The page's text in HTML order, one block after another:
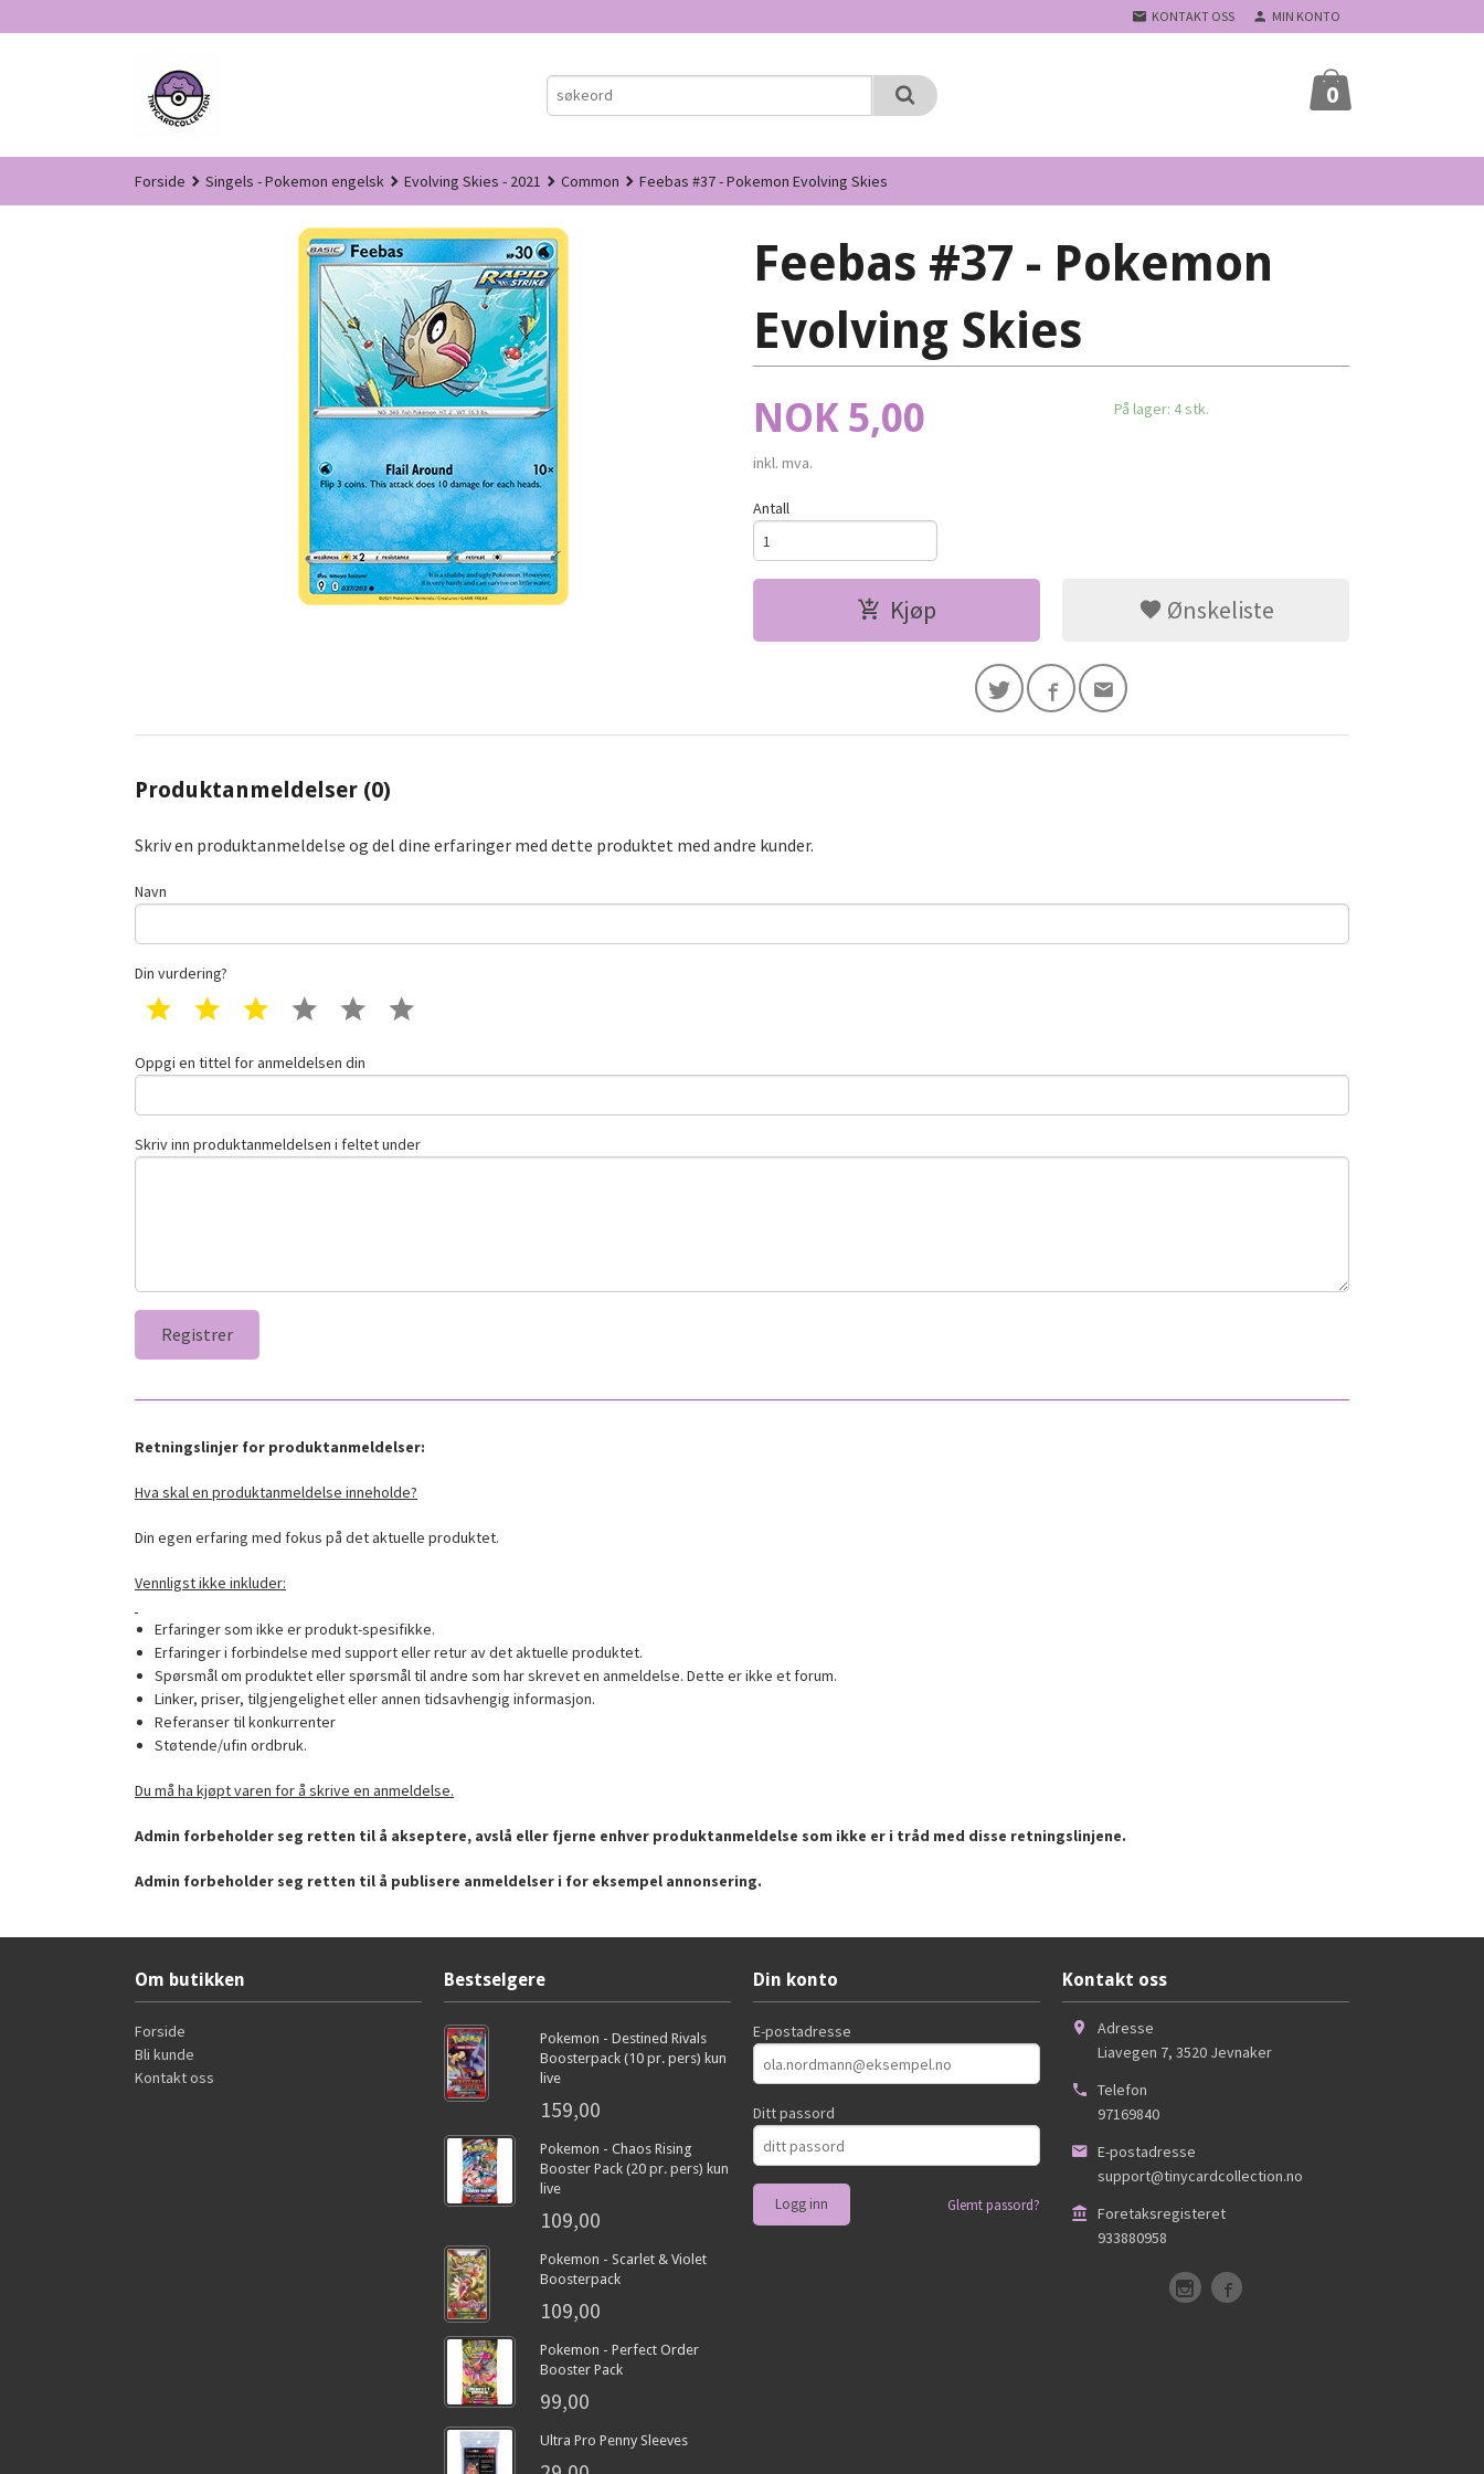
til
KONTAKT OSS MIN KONTO
0
Forside Singels - Pokemon engelsk Evolving Skies - 2021 Common Feebas #37 - Pokemon Evolving Skies
Feebas #37 - Pokemon
Evolving Skies
Pris
NOK 5,00
inkl. mva.
På lager: 4 stk.
Antall
Kjøp Ønskeliste
Produktanmeldelser (0)
Skriv en produktanmeldelse og del dine erfaringer med dette produktet med andre kunder.
Navn
Din vurdering?
1 star 2 star 3 star 4 star 5 star
Oppgi en tittel for anmeldelsen din
Skriv inn produktanmeldelsen i feltet under
Retningslinjer for produktanmeldelser:
Hva skal en produktanmeldelse inneholde?
Din egen erfaring med fokus på det aktuelle produktet.
Vennligst ikke inkluder:
Erfaringer som ikke er produkt-spesifikke.
Erfaringer i forbindelse med support eller retur av det aktuelle produktet.
Spørsmål om produktet eller spørsmål til andre som har skrevet en anmeldelse. Dette er ikke et forum.
Linker, priser, tilgjengelighet eller annen tidsavhengig informasjon.
Referanser til konkurrenter
Støtende/ufin ordbruk.
Du må ha kjøpt varen for å skrive en anmeldelse.
Admin forbeholder seg retten til å akseptere, avslå eller fjerne enhver produktanmeldelse som ikke er i tråd med disse retningslinjene.
Admin forbeholder seg retten til å publisere anmeldelser i for eksempel annonsering.
Om butikken
Forside
Bli kunde
Kontakt oss
Bestselgere
Pokemon - Destined Rivals
Boosterpack (10 pr. pers) kun
live
159,00
Pokemon - Chaos Rising
Booster Pack (20 pr. pers) kun
live
109,00
Pokemon - Scarlet & Violet
Boosterpack
109,00
Pokemon - Perfect Order
Booster Pack
99,00
Ultra Pro Penny Sleeves
Din konto
E-postadresse
Ditt passord
Glemt passord?
Kontakt oss
Adresse
Liavegen 7, 3520 Jevnaker
Telefon
97169840
E-postadresse
support@tinycardcollection.no
Foretaksregisteret
933880958